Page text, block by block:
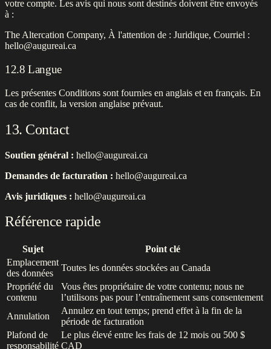
votre compte. Les avis qui nous sont destinés doivent être envoyés
à :
The Altercation Company, À l'attention de : Juridique, Courriel :
hello@augureai.ca
12.8 Langue
Les présentes Conditions sont fournies en anglais et en français. En
cas de conflit, la version anglaise prévaut.
13. Contact
Soutien général : hello@augureai.ca
Demandes de facturation : hello@augureai.ca
Avis juridiques : hello@augureai.ca
Référence rapide
Sujet
Point clé
Emplacement
des données
Toutes les données stockées au Canada
Propriété du
contenu
Vous êtes propriétaire de votre contenu; nous ne
l’utilisons pas pour l’entraînement sans consentement
Annulation
Annulez en tout temps; prend effet à la fin de la
période de facturation
Plafond de
responsabilité
Le plus élevé entre les frais de 12 mois ou 500 $
CAD